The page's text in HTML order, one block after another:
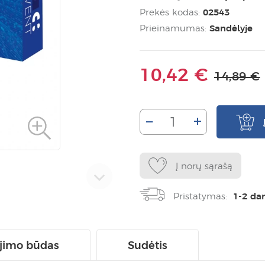
Prekės kodas: 02543
Prieinamumas: Sandėlyje
10,42 € 14,89 €
– +
Į norų sąrašą
Pristatymas: 1-2
būdas Sudėtis